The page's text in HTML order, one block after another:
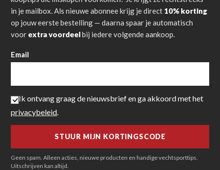
in je mailbox. Als nieuwe abonnee krijg je direct 10% korting
op jouw eerste bestelling — daarna spaar je automatisch
voor extra voordeelbij iedere volgende aankoop.
Email
Ik ontvang graag de nieuwsbrief en ga akkoord met het
privacybeleid
Geen spam. Alleen acties, nieuwe producten en handige vechtsporttips.
Uitschrijven kan altijd.